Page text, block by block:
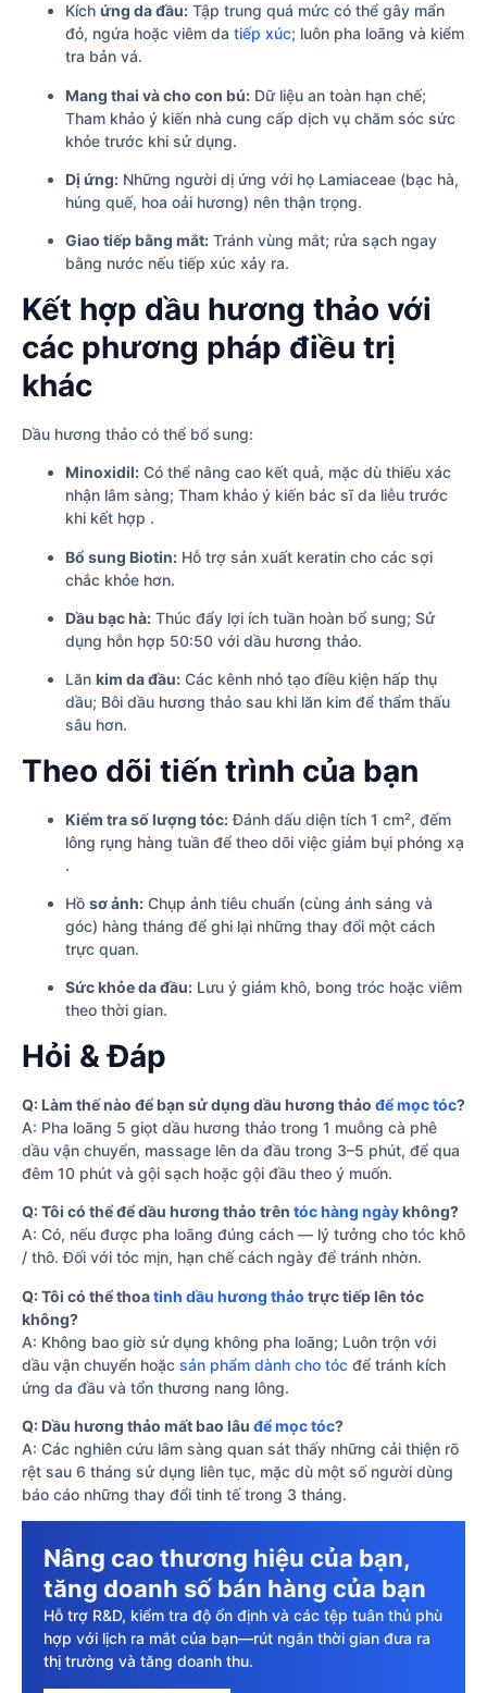
Kích ứng da đầu: Tập trung quá mức có thể gây mẩn
đỏ, ngứa hoặc viêm da tiếp xúc; luôn pha loãng và kiểm
tra bản vá.
Mang thai và cho con bú: Dữ liệu an toàn hạn chế;
Tham khảo ý kiến nhà cung cấp dịch vụ chăm sóc sức
khỏe trước khi sử dụng.
Dị ứng: Những người dị ứng với họ Lamiaceae (bạc hà,
húng quế, hoa oải hương) nên thận trọng.
Giao tiếp bằng mắt: Tránh vùng mắt; rửa sạch ngay
bằng nước nếu tiếp xúc xảy ra.
Kết hợp dầu hương thảo với
các phương pháp điều trị
khác
Dầu hương thảo có thể bổ sung:
Minoxidil: Có thể nâng cao kết quả, mặc dù thiếu xác
nhận lâm sàng; Tham khảo ý kiến bác sĩ da liễu trước
khi kết hợp .
Bổ sung Biotin: Hỗ trợ sản xuất keratin cho các sợi
chắc khỏe hơn.
Dầu bạc hà: Thúc đẩy lợi ích tuần hoàn bổ sung; Sử
dụng hỗn hợp 50:50 với dầu hương thảo.
Lăn kim da đầu: Các kênh nhỏ tạo điều kiện hấp thụ
dầu; Bôi dầu hương thảo sau khi lăn kim để thẩm thấu
sâu hơn.
Theo dõi tiến trình của bạn
Kiểm tra số lượng tóc:Đánh dấu diện tích 1 cm², đếm
lông rụng hàng tuần để theo dõi việc giảm bụi phóng xạ
.
Hồ sơ ảnh: Chụp ảnh tiêu chuẩn (cùng ánh sáng và
góc) hàng tháng để ghi lại những thay đổi một cách
trực quan.
Sức khỏe da đầu: Lưu ý giảm khô, bong tróc hoặc viêm
theo thời gian.
Hỏi & Đáp
Q: Làm thế nào để bạn sử dụng dầu hương thảo để mọc tóc?
A: Pha loãng 5 giọt dầu hương thảo trong 1 muỗng cà phê
dầu vận chuyển, massage lên da đầu trong 3–5 phút, để qua
đêm 10 phút và gội sạch hoặc gội đầu theo ý muốn.
Q: Tôi có thể để dầu hương thảo trên tóc hàng ngàykhông?
A: Có, nếu được pha loãng đúng cách — lý tưởng cho tóc khô
/ thô. Đối với tóc mịn, hạn chế cách ngày để tránh nhờn.
Q: Tôi có thể thoatinh dầu hương thảo trực tiếp lên tóc
không?
A: Không bao giờ sử dụng không pha loãng; Luôn trộn với
dầu vận chuyển hoặc sản phẩm dành cho tóc để tránh kích
ứng da đầu và tổn thương nang lông.
Q: Dầu hương thảo mất bao lâu để mọc tóc?
A: Các nghiên cứu lâm sàng quan sát thấy những cải thiện rõ
rệt sau 6 tháng sử dụng liên tục, mặc dù một số người dùng
báo cáo những thay đổi tinh tế trong 3 tháng.
Nâng cao thương hiệu của bạn,
tăng doanh số bán hàng của bạn
Hỗ trợ R&D, kiểm tra độ ổn định và các tệp tuân thủ phù
hợp với lịch ra mắt của bạn—rút ngắn thời gian đưa ra
thị trường và tăng doanh thu.